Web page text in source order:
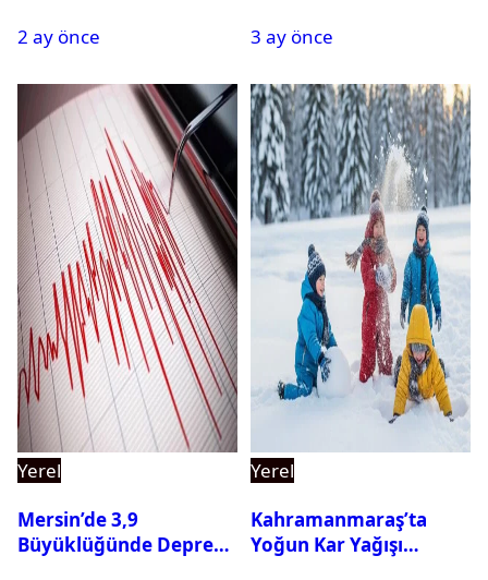
Gözaltına Alındı
2 ay önce
3 ay önce
Yerel
Mersin’de 3,9
Büyüklüğünde Deprem
Yerel
Kahramanmaraş’ta
Yoğun Kar Yağışı